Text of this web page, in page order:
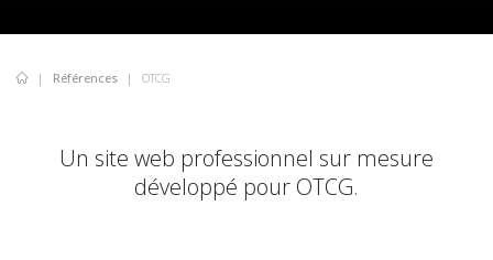
Références OTCG
Un site web professionnel sur mesure
développé pour OTCG.